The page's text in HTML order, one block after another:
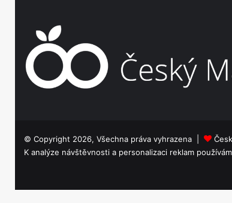
© Copyright 2026, Všechna práva vyhrazena |
K analýze návštěvnosti a personalizaci reklam